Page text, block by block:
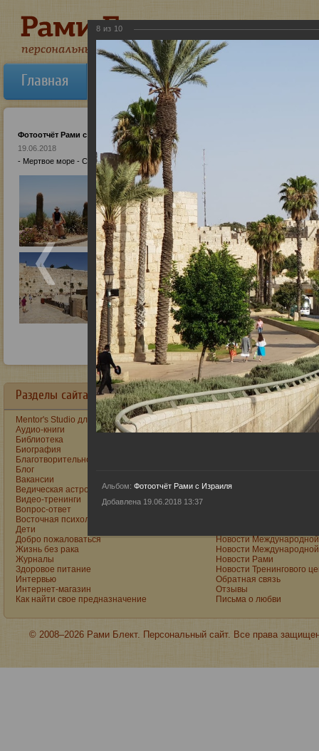
Главная Об авторе Новости
Фотоотчёт Рами с Израиля
19.06.2018
- Мертвое море - Средиземное море - Старый город (Иерусалим) - Храм Гроба
Разделы сайта в алфавитном порядке:
Mentor's Studio для детей и подростков
Аудио-книги
Библиотека
Биография
Благотворительность
Блог
Вакансии
Ведическая астропсихология
Видео-тренинги
Вопрос-ответ
Восточная психология
Дети
Добро пожаловаться
Жизнь без рака
Журналы
Здоровое питание
Интервью
Интернет-магазин
Как найти свое предназначение
Как построить
Как стать реальным
Лунный календарь
Новости
Новости
Новости Рами
Новости Тренингового
Обратная связь
Отзывы
Письма о любви
© 2008–2026 Рами Блект. Персональный сайт. Все права
8 из 10
Альбом: Фотоотчёт Рами с Израиля
Добавлена 19.06.2018 13:37